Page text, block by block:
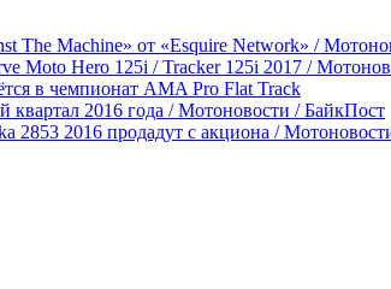
The Machine» от «Esquire Network» /
Moto Hero 125i / Tracker 125i 2017 /
в чемпионат AMA Pro Flat Track
квартал 2016 года / Мотоновости / БайкПост
2853 2016 продадут с акциона /